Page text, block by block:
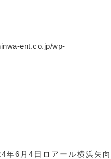
ent.co.jp/wp-
年6月4日 ロアール横浜矢向